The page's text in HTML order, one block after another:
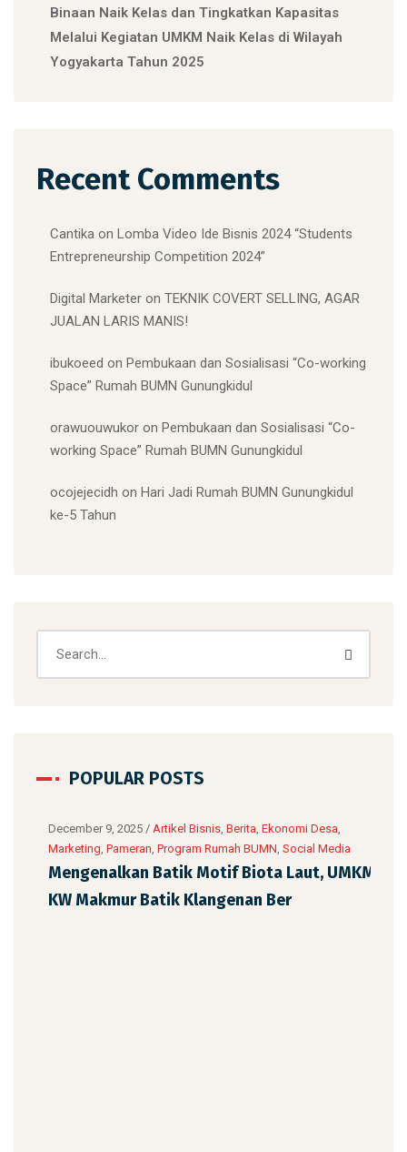
Binaan Naik Kelas dan Tingkatkan Kapasitas
Melalui Kegiatan UMKM Naik Kelas di Wilayah
Yogyakarta Tahun 2025
Recent Comments
Cantika on Lomba Video Ide Bisnis 2024 “Students
Entrepreneurship Competition 2024”
Digital Marketer on TEKNIK COVERT SELLING, AGAR
JUALAN LARIS MANIS!
ibukoeed on Pembukaan dan Sosialisasi “Co-working
Space” Rumah BUMN Gunungkidul
orawuouwukor on Pembukaan dan Sosialisasi “Co-
working Space” Rumah BUMN Gunungkidul
ocojejecidh on Hari Jadi Rumah BUMN Gunungkidul
ke-5 Tahun
POPULAR POSTS
December 9, 2025/Artikel Bisnis,Berita,Ekonomi Desa,
Marketing,Pameran,Program Rumah BUMN,Social Media
Mengenalkan Batik Motif Biota Laut, UMKM
KW Makmur Batik Klangenan Ber